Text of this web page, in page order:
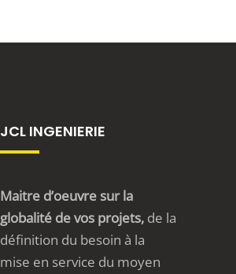
JCL INGENIERIE
Maitre d’oeuvre sur la
globalité de vos projets, de la
définition du besoin à la
mise en service du moyen